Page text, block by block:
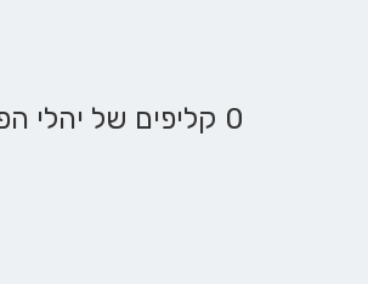
0 קליפים של יהלי הפקות